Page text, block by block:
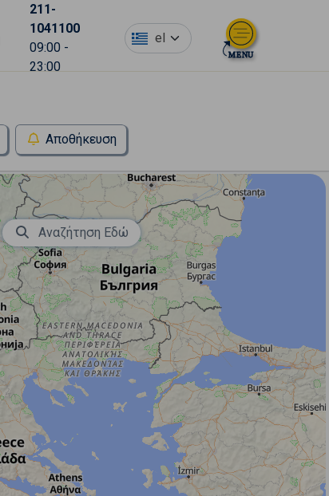
211-
1041100
09:00 -
23:00
el
Αποθήκευση
Αναζήτηση Εδώ